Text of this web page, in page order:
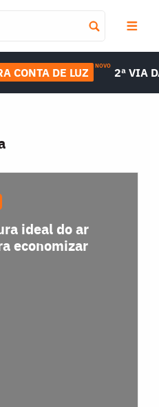
CONTA DE LUZ NOVO 2ª VIA
ideal do ar
economizar